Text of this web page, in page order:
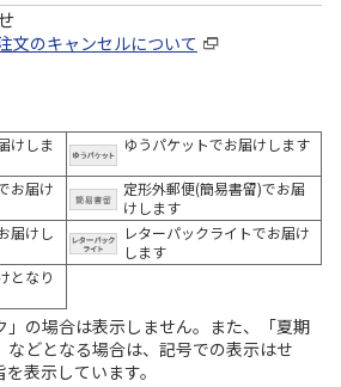
文のキャンセルについて
けしま
ゆうパケットでお届けします
お届け
定形外郵便(簡易書留)でお届
けします
届けし
レターパックライトでお届け
します
となり
」の場合は表示しません。また、「夏期
などとなる場合は、記号での表示はせ
表示しています。